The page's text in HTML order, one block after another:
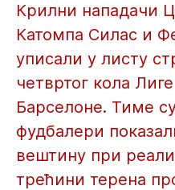
Крилни нападачи
Катомпа Силас и
уписали у листу
четвртог кола
Барселоне. Тиме
фудбалери
вештину при
трећини терена